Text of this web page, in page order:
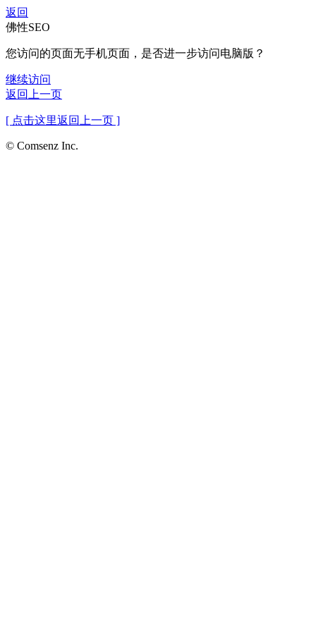
返回
佛性SEO
您访问的页面无手机页面，是否进一步访问电脑版？
继续访问
返回上一页
[ 点击这里返回上一页 ]
© Comsenz Inc.